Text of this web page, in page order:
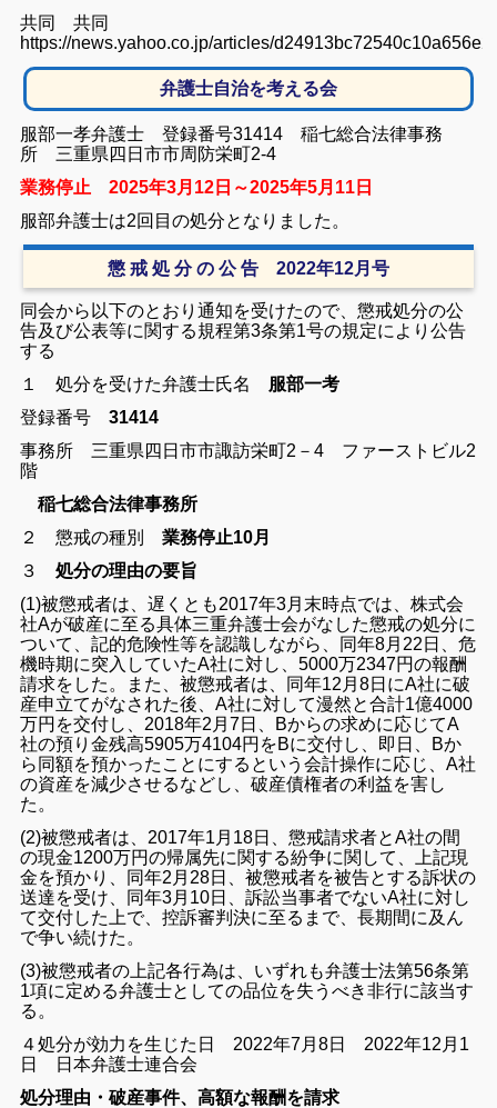
共同 共同
https://news.yahoo.co.jp/articles/
弁護士自治を考える会
服部一孝弁護士 登録番号31414 稲七総合法律事務
所 三重県四日市市周防栄町2‐4
業務停止 2025年3月12日～2025年5月11日
服部弁護士は2回目の処分となりました。
懲 戒 処 分 の 公 告 2022年12月号
同会から以下のとおり通知を受けたので、懲戒処分の公
告及び公表等に関する規程第3条第1号の規定により公告
する
１ 処分を受けた弁護士氏名 服部一考
登録番号31414
事務所 三重県四日市市諏訪栄町2－4 ファーストビル2
階
稲七総合法律事務所
２ 懲戒の種別業務停止10月
３処分の理由の要旨
(1)被懲戒者は、遅くとも2017年3月末時点では、株式会
社Aが破産に至る具体三重弁護士会がなした懲戒の処分に
ついて、記的危険性等を認識しながら、同年8月22日、危
機時期に突入していたA社に対し、5000万2347円の報酬
請求をした。また、被懲戒者は、同年12月8日にA社に破
産申立てがなされた後、A社に対して漫然と合計1億4000
万円を交付し、2018年2月7日、Bからの求めに応じてA
社の預り金残高5905万4104円をBに交付し、即日、Bか
ら同額を預かったことにするという会計操作に応じ、A社
の資産を減少させるなどし、破産債権者の利益を害し
た。
(2)被懲戒者は、2017年1月18日、懲戒請求者とA社の間
の現金1200万円の帰属先に関する紛争に関して、上記現
金を預かり、同年2月28日、被懲戒者を被告とする訴状の
送達を受け、同年3月10日、訴訟当事者でないA社に対し
て交付した上で、控訴審判決に至るまで、長期間に及ん
で争い続けた。
(3)被懲戒者の上記各行為は、いずれも弁護士法第56条第
1項に定める弁護士としての品位を失うべき非行に該当す
る。
４処分が効力を生じた日 2022年7月8日 2022年12月1
日 日本弁護士連合会
処分理由・破産事件、高額な報酬を請求